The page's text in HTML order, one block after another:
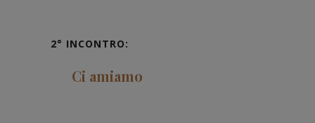
2° INCONTRO:
Ci amiamo